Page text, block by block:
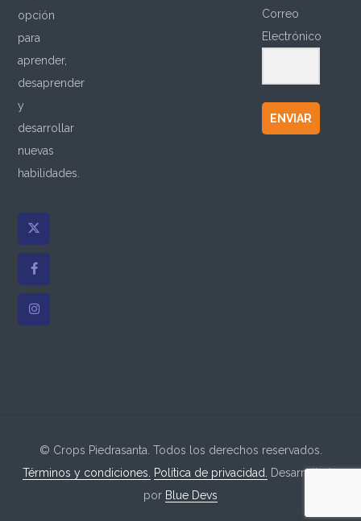
opción
para
aprender,
desaprender
y
desarrollar
nuevas
habilidades.
Correo
Electrónico
ENVIAR
© Crops Piedrasanta. Todos los derechos reservados.
Términos y condiciones.
Política de privacidad.
Desarrollado
por Blue Devs